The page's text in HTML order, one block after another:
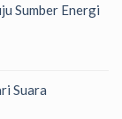
Sumber Energi
Suara